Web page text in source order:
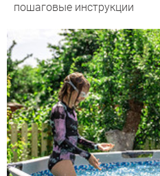
пошаговые инструкции